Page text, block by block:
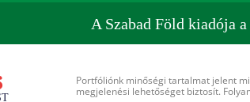
A Szabad Föld kiadója
Portfóliónk minőségi tartalmat jelent
megjelenési lehetőséget biztosít.